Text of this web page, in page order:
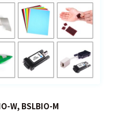
W, BSLBIO-M